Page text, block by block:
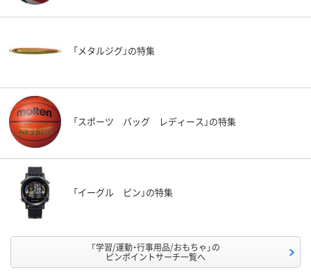
「メタルジグ」の特集
「スポーツ バッグ レディース」の特集
「イーグル ピン」の特集
「学習/運動・行事用品/おもちゃ」の
ピンポイントサーチ一覧へ